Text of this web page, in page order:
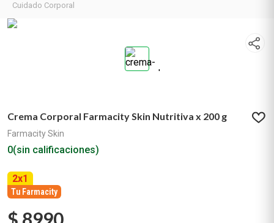
Cuidado Corporal
Crema Corporal Farmacity Skin Nutritiva x 200 g
Farmacity Skin
0(sin calificaciones)
2x1
Tu Farmacity
2.
8. protector solar
9. serum elvive
10
nyx